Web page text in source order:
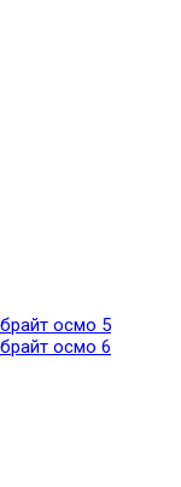
осмо 5
осмо 6